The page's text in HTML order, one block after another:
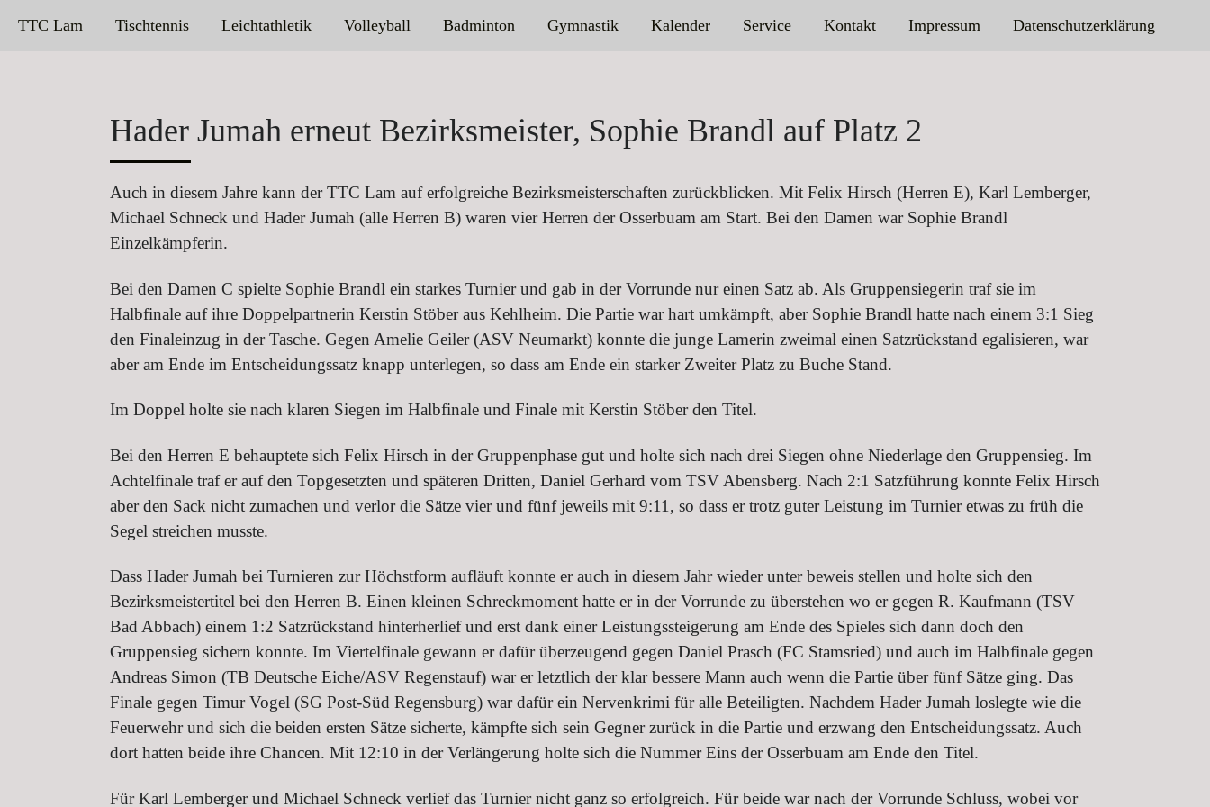
TTC Lam Tischtennis Leichtathletik Volleyball Badminton Gymnastik Kalender Service Kontakt Impressum Datenschutzerklärung
Hader Jumah erneut Bezirksmeister, Sophie Brandl auf Platz 2
Auch in diesem Jahre kann der TTC Lam auf erfolgreiche Bezirksmeisterschaften zurückblicken. Mit Felix Hirsch (Herren E), Karl Lemberger,
Michael Schneck und Hader Jumah (alle Herren B) waren vier Herren der Osserbuam am Start. Bei den Damen war Sophie Brandl
Einzelkämpferin.
Bei den Damen C spielte Sophie Brandl ein starkes Turnier und gab in der Vorrunde nur einen Satz ab. Als Gruppensiegerin traf sie im
Halbfinale auf ihre Doppelpartnerin Kerstin Stöber aus Kehlheim. Die Partie war hart umkämpft, aber Sophie Brandl hatte nach einem 3:1 Sieg
den Finaleinzug in der Tasche. Gegen Amelie Geiler (ASV Neumarkt) konnte die junge Lamerin zweimal einen Satzrückstand egalisieren, war
aber am Ende im Entscheidungssatz knapp unterlegen, so dass am Ende ein starker Zweiter Platz zu Buche Stand.
Im Doppel holte sie nach klaren Siegen im Halbfinale und Finale mit Kerstin Stöber den Titel.
Bei den Herren E behauptete sich Felix Hirsch in der Gruppenphase gut und holte sich nach drei Siegen ohne Niederlage den Gruppensieg. Im
Achtelfinale traf er auf den Topgesetzten und späteren Dritten, Daniel Gerhard vom TSV Abensberg. Nach 2:1 Satzführung konnte Felix Hirsch
aber den Sack nicht zumachen und verlor die Sätze vier und fünf jeweils mit 9:11, so dass er trotz guter Leistung im Turnier etwas zu früh die
Segel streichen musste.
Dass Hader Jumah bei Turnieren zur Höchstform aufläuft konnte er auch in diesem Jahr wieder unter beweis stellen und holte sich den
Bezirksmeistertitel bei den Herren B. Einen kleinen Schreckmoment hatte er in der Vorrunde zu überstehen wo er gegen R. Kaufmann (TSV
Bad Abbach) einem 1:2 Satzrückstand hinterherlief und erst dank einer Leistungssteigerung am Ende des Spieles sich dann doch den
Gruppensieg sichern konnte. Im Viertelfinale gewann er dafür überzeugend gegen Daniel Prasch (FC Stamsried) und auch im Halbfinale gegen
Andreas Simon (TB Deutsche Eiche/ASV Regenstauf) war er letztlich der klar bessere Mann auch wenn die Partie über fünf Sätze ging. Das
Finale gegen Timur Vogel (SG Post-Süd Regensburg) war dafür ein Nervenkrimi für alle Beteiligten. Nachdem Hader Jumah loslegte wie die
Feuerwehr und sich die beiden ersten Sätze sicherte, kämpfte sich sein Gegner zurück in die Partie und erzwang den Entscheidungssatz. Auch
dort hatten beide ihre Chancen. Mit 12:10 in der Verlängerung holte sich die Nummer Eins der Osserbuam am Ende den Titel.
Für Karl Lemberger und Michael Schneck verlief das Turnier nicht ganz so erfolgreich. Für beide war nach der Vorrunde Schluss, wobei vor